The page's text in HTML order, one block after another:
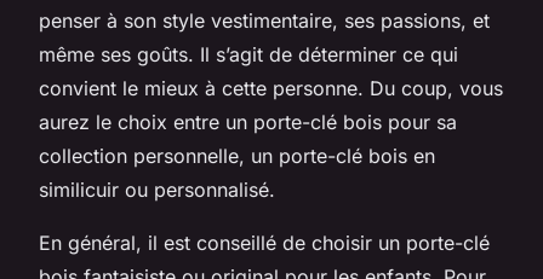
penser à son style vestimentaire, ses passions, et
même ses goûts. Il s’agit de déterminer ce qui
convient le mieux à cette personne. Du coup, vous
aurez le choix entre un porte-clé bois pour sa
collection personnelle, un porte-clé bois en
similicuir ou personnalisé.
En général, il est conseillé de choisir un porte-clé